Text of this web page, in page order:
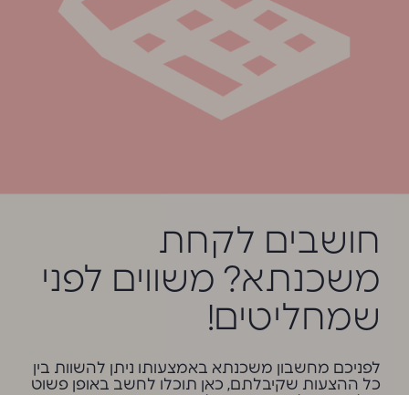
חושבים לקחת
משכנתא? משווים לפני
שמחליטים!
לפניכם מחשבון משכנתא באמצעותו ניתן להשוות בין
כל ההצעות שקיבלתם, כאן תוכלו לחשב באופן פשוט